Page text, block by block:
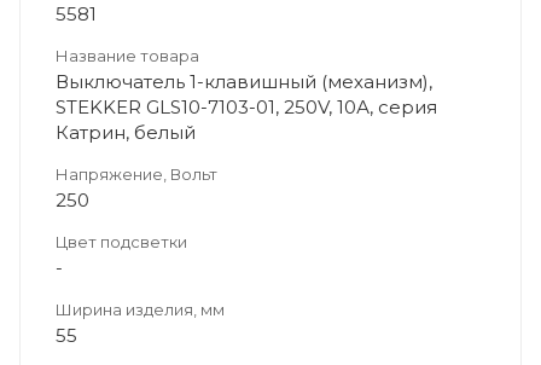
5581
Название товара
Выключатель 1-клавишный (механизм),
STEKKER GLS10-7103-01, 250V, 10А, серия
Катрин, белый
Напряжение, Вольт
250
Цвет подсветки
-
Ширина изделия, мм
55